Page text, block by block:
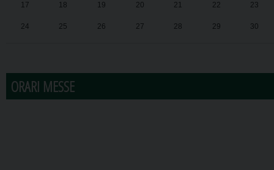
17 18 19 20 21 22 23
24 25 26 27 28 29 30
ORARI MESSE